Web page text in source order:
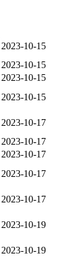
2023-10-15
2023-10-15
2023-10-15
2023-10-15
2023-10-17
2023-10-17
2023-10-17
2023-10-17
2023-10-17
2023-10-19
2023-10-19